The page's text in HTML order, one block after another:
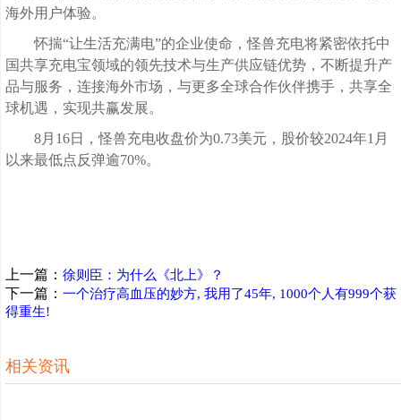
海外用户体验。
怀揣“让生活充满电”的企业使命，怪兽充电将紧密依托中
国共享充电宝领域的领先技术与生产供应链优势，不断提升产
品与服务，连接海外市场，与更多全球合作伙伴携手，共享全
球机遇，实现共赢发展。
8月16日，怪兽充电收盘价为0.73美元，股价较2024年1月
以来最低点反弹逾70%。
上一篇： 徐则臣：为什么《北上》？
下一篇： 一个治疗高血压的妙方, 我用了45年, 1000个人有999个获
得重生!
相关资讯